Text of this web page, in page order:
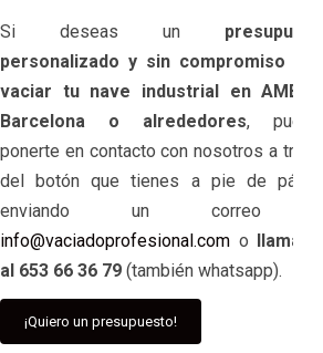
Si deseas un presupuesto
personalizado y sin compromiso para
vaciar tu nave industrial en AMB de
Barcelona o alrededores, puedes
ponerte en contacto con nosotros a través
del botón que tienes a pie de página,
enviando un correo a
info@vaciadoprofesional.com o llamando
al 653 66 36 79 (también whatsapp).
¡Quiero un presupuesto!